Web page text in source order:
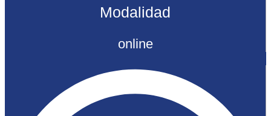
Modalidad
online